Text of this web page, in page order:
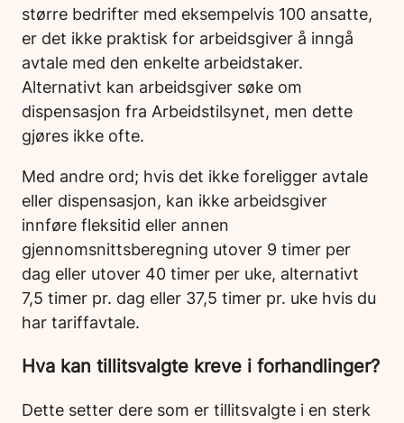
større bedrifter med eksempelvis 100 ansatte,
er det ikke praktisk for arbeidsgiver å inngå
avtale med den enkelte arbeidstaker.
Alternativt kan arbeidsgiver søke om
dispensasjon fra Arbeidstilsynet, men dette
gjøres ikke ofte.
Med andre ord; hvis det ikke foreligger avtale
eller dispensasjon, kan ikke arbeidsgiver
innføre fleksitid eller annen
gjennomsnittsberegning utover 9 timer per
dag eller utover 40 timer per uke, alternativt
7,5 timer pr. dag eller 37,5 timer pr. uke hvis du
har tariffavtale.
Hva kan tillitsvalgte kreve i forhandlinger?
Dette setter dere som er tillitsvalgte i en sterk